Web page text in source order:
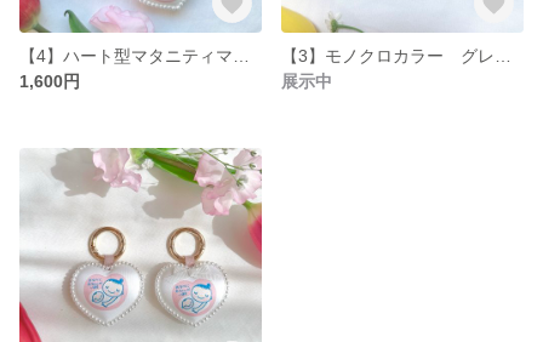
1,600円
展示中